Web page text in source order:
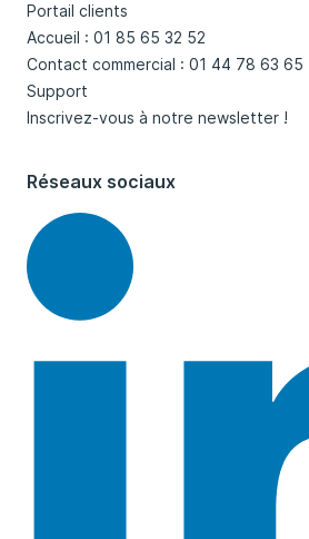
Portail clients
Accueil : 01 85 65 32 52
Contact commercial : 01 44 78 63 65
Support
Inscrivez-vous à notre newsletter !
Réseaux sociaux